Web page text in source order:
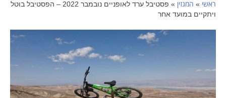
ראשי » המגזין »
פסטיבל ערד לאופניים נובמבר 2022 – הפסטיבל בוטל
ויתקיים במועד אחר